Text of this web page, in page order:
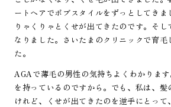
ートヘアでボブスタイルをずっとしてきま
りゃくりゃとくせが出てきたのです。そし
なりました。さいたまのクリニックで育毛
た。
AGAで薄毛の男性の気持ちよくわかりま
を持っているのですから。でも、私は、
けれど、くせが出てきたのを逆手にとっ